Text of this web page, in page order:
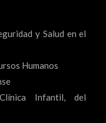
y Salud en el
Humanos
Infantil, del